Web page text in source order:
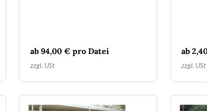
ab 94,00 € pro Datei
zzgl. USt
ab
zzgl. USt